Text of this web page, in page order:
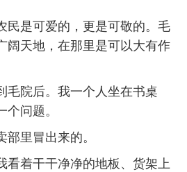
民是可爱的，更是可敬的。毛
阔天地，在那里是可以大有作
毛院后。我一个人坐在书桌
问题。
里冒出来的。
看着干干净净的地板、货架上